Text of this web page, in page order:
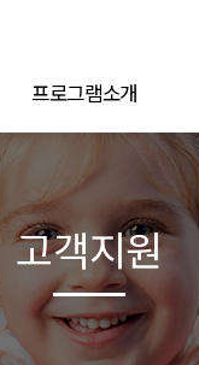
프로그램소개
고객지원